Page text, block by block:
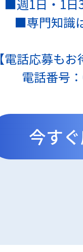
■週1日・1日
■専門知識
【電話応募もお
電話番号
今す